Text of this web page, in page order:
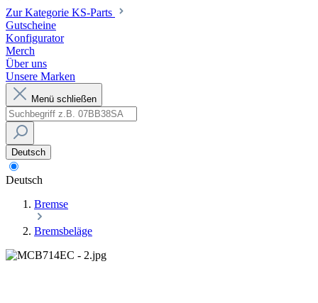
Zur Kategorie KS-Parts
Gutscheine
Konfigurator
Merch
Über uns
Unsere Marken
Menü schließen
Deutsch
Deutsch
Bremse
Bremsbeläge